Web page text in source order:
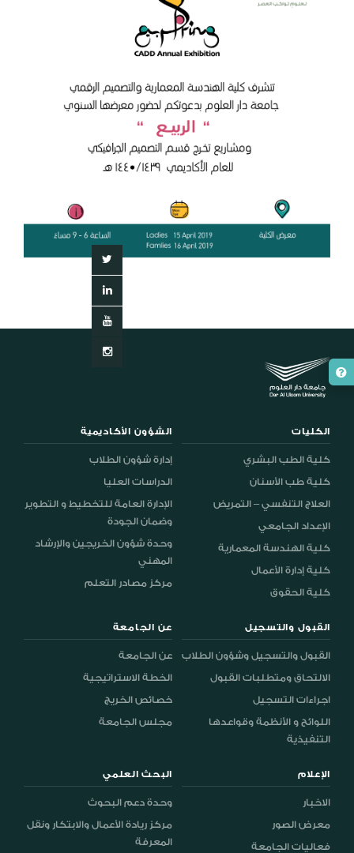
الكليات
كلية الطب البشري
كلية طب الأسنان
العلاج التنفسي – التمريض
الإعداد الجامعي
كلية الهندسة المعمارية
كلية إدارة الأعمال
كلية الحقوق
الشؤون الأكاديمية
إدارة شؤون الطلاب
الدراسات العليا
الإدارة العامة للتخطيط و التطوير
وضمان الجودة
وحدة شؤون الخريجين والإرشاد
المهني
مركز مصادر التعلم
القبول والتسجيل
القبول والتسجيل وشؤون الطلاب
الالتحاق ومتطلبات القبول
اجراءات التسجيل
اللوائح و الأنظمة وقواعدها
التنفيذية
عن الجامعة
عن الجامعة
الخطة الاستراتيجية
خصائص الخريج
مجلس الجامعة
الإعلام
الاخبار
معرض الصور
فعاليات الجامعة
البحث العلمي
وحدة دعم البحوث
مركز ريادة الأعمال والابتكار ونقل
المعرفة